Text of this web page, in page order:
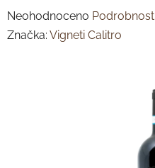
Průměrné
hodnocení
Neohodnoceno
Značka: Vigneti Calitro